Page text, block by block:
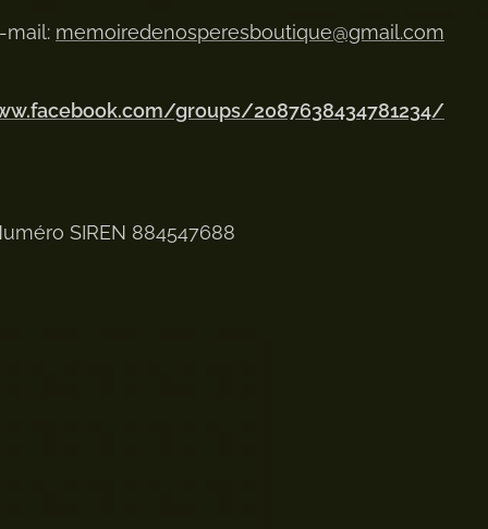
mail: memoiredenosperesboutique@gmail.com
groups/2087638434781234/
SIREN 884547688